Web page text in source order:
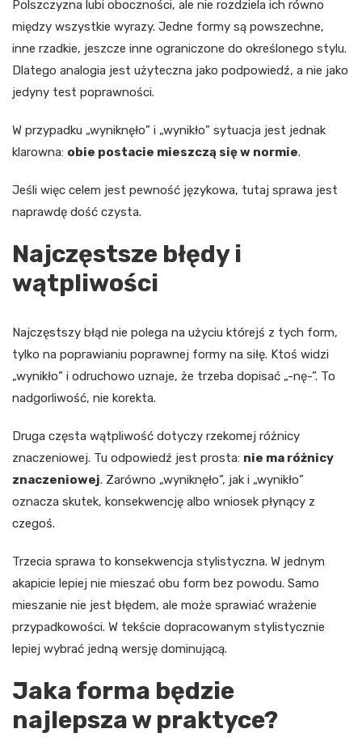
Polszczyzna lubi oboczności, ale nie rozdziela ich równo
między wszystkie wyrazy. Jedne formy są powszechne,
inne rzadkie, jeszcze inne ograniczone do określonego stylu.
Dlatego analogia jest użyteczna jako podpowiedź, a nie jako
jedyny test poprawności.
W przypadku „wyniknęło” i „wynikło” sytuacja jest jednak
klarowna: obie postacie mieszczą się w normie.
Jeśli więc celem jest pewność językowa, tutaj sprawa jest
naprawdę dość czysta.
Najczęstsze błędy i
wątpliwości
Najczęstszy błąd nie polega na użyciu którejś z tych form,
tylko na poprawianiu poprawnej formy na siłę. Ktoś widzi
„wynikło” i odruchowo uznaje, że trzeba dopisać „-nę-”. To
nadgorliwość, nie korekta.
Druga częsta wątpliwość dotyczy rzekomej różnicy
znaczeniowej. Tu odpowiedź jest prosta: nie ma różnicy
znaczeniowej. Zarówno „wyniknęło”, jak i „wynikło”
oznacza skutek, konsekwencję albo wniosek płynący z
czegoś.
Trzecia sprawa to konsekwencja stylistyczna. W jednym
akapicie lepiej nie mieszać obu form bez powodu. Samo
mieszanie nie jest błędem, ale może sprawiać wrażenie
przypadkowości. W tekście dopracowanym stylistycznie
lepiej wybrać jedną wersję dominującą.
Jaka forma będzie
najlepsza w praktyce?